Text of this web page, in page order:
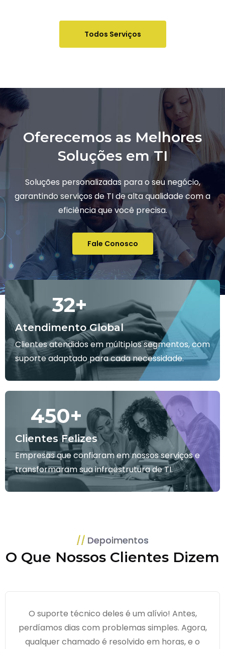
Todos Serviços
Oferecemos as Melhores
Soluções em TI
Soluções personalizadas para o seu negócio,
garantindo serviços de TI de alta qualidade com a
eficiência que você precisa.
Fale Conosco
Atendimento Global
32+
Clientes atendidos em múltiplos segmentos, com
suporte adaptado para cada necessidade.
Clientes Felizes
450+
Empresas que confiaram em nossos serviços e
transformaram sua infraestrutura de TI.
Depoimentos
O Que Nossos Clientes Dizem
O suporte técnico deles é um alívio! Antes,
perdíamos dias com problemas simples. Agora,
qualquer chamado é resolvido em horas, e o